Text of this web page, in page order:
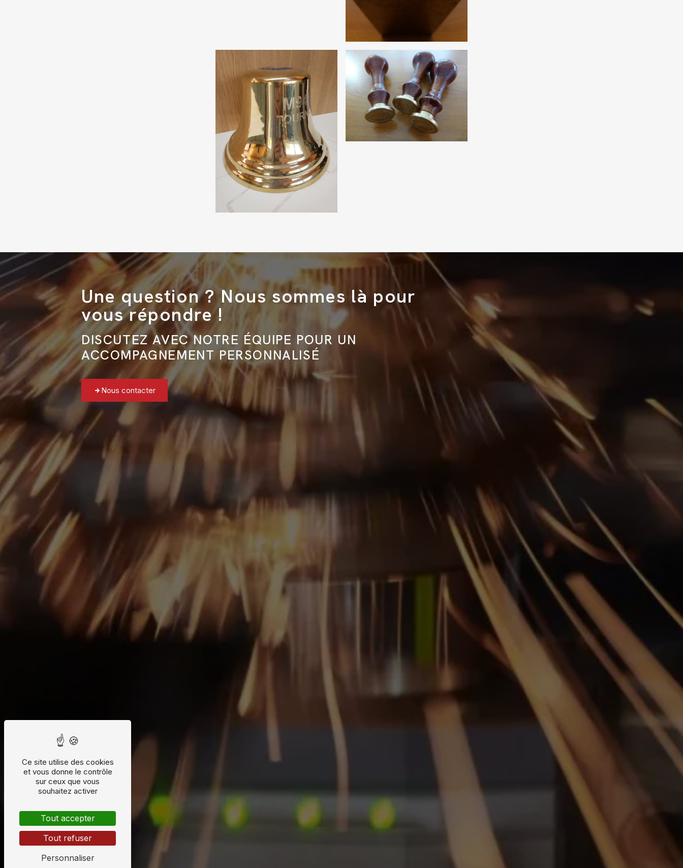
Une question ? Nous sommes là pour
vous répondre !
DISCUTEZ AVEC NOTRE ÉQUIPE POUR UN
ACCOMPAGNEMENT PERSONNALISÉ
Nous contacter
Ce site utilise des cookies
et vous donne le contrôle
sur ceux que vous
souhaitez activer
Tout accepter
Tout refuser
Personnaliser